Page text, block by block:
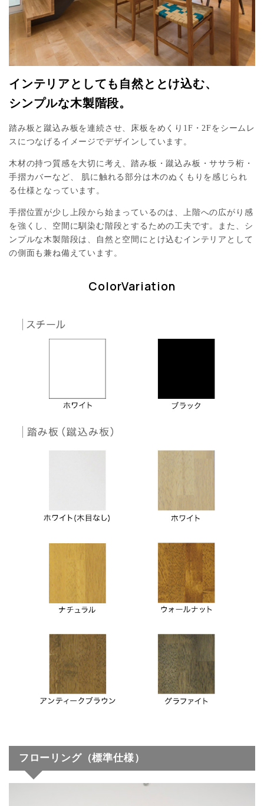
インテリアとしても自然ととけ込む、
シンプルな木製階段。
踏み板と蹴込み板を連続させ、床板をめくり1F・2Fをシームレ
スにつなげるイメージでデザインしています。
木材の持つ質感を大切に考え、踏み板・蹴込み板・ササラ桁・
手摺カバーなど、 肌に触れる部分は木のぬくもりを感じられ
る仕様となっています。
手摺位置が少し上段から始まっているのは、上階への広がり感
を強くし、空間に馴染む階段とするための工夫です。また、シ
ンプルな木製階段は、自然と空間にとけ込むインテリアとして
の側面も兼ね備えています。
ColorVariation
フローリング（標準仕様）